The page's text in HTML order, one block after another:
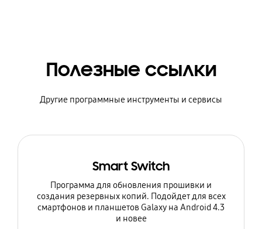
Полезные ссылки
Другие программные инструменты и сервисы
Smart Switch
Программа для обновления прошивки и
создания резервных копий. Подойдет для всех
смартфонов и планшетов Galaxy на Android 4.3
и новее